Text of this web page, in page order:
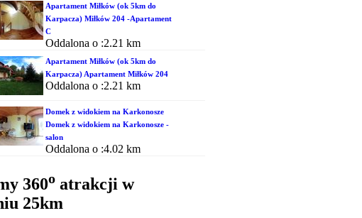
Apartament Miłków (ok 5km do
Karpacza) Miłków 204 -Apartament
C
Oddalona o :2.21 km
Apartament Miłków (ok 5km do
Karpacza) Apartament Miłków 204
Oddalona o :2.21 km
Domek z widokiem na Karkonosze
Domek z widokiem na Karkonosze -
salon
Oddalona o :4.02 km
360oatrakcji w
25km